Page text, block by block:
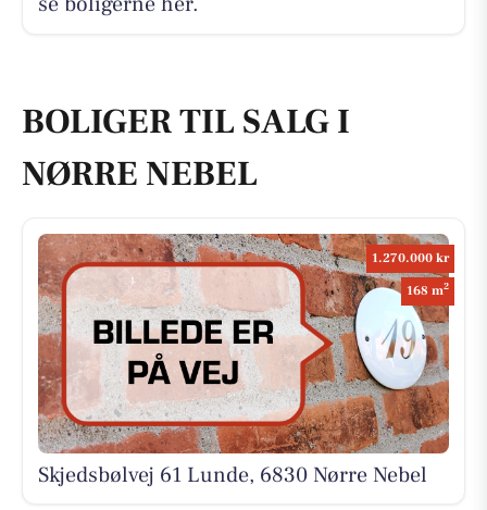
BOLIGER TIL SALG I
NØRRE NEBEL
1.270.000 kr
168 m2
Skjedsbølvej 61 Lunde, 6830 Nørre Nebel